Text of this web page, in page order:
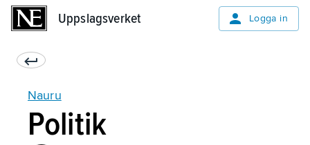
Uppslagsverket Logga in
Nauru
Politik